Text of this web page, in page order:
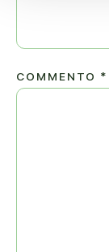
COMMENTO *